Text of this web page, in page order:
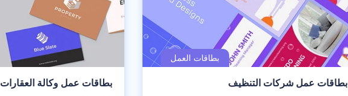
بطاقات عمل شركات التنظيف بطاقات عمل وكالة العقارات